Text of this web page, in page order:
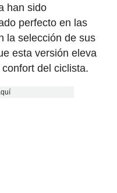
han sido
perfecto en las
la selección de sus
esta versión eleva
del ciclista.